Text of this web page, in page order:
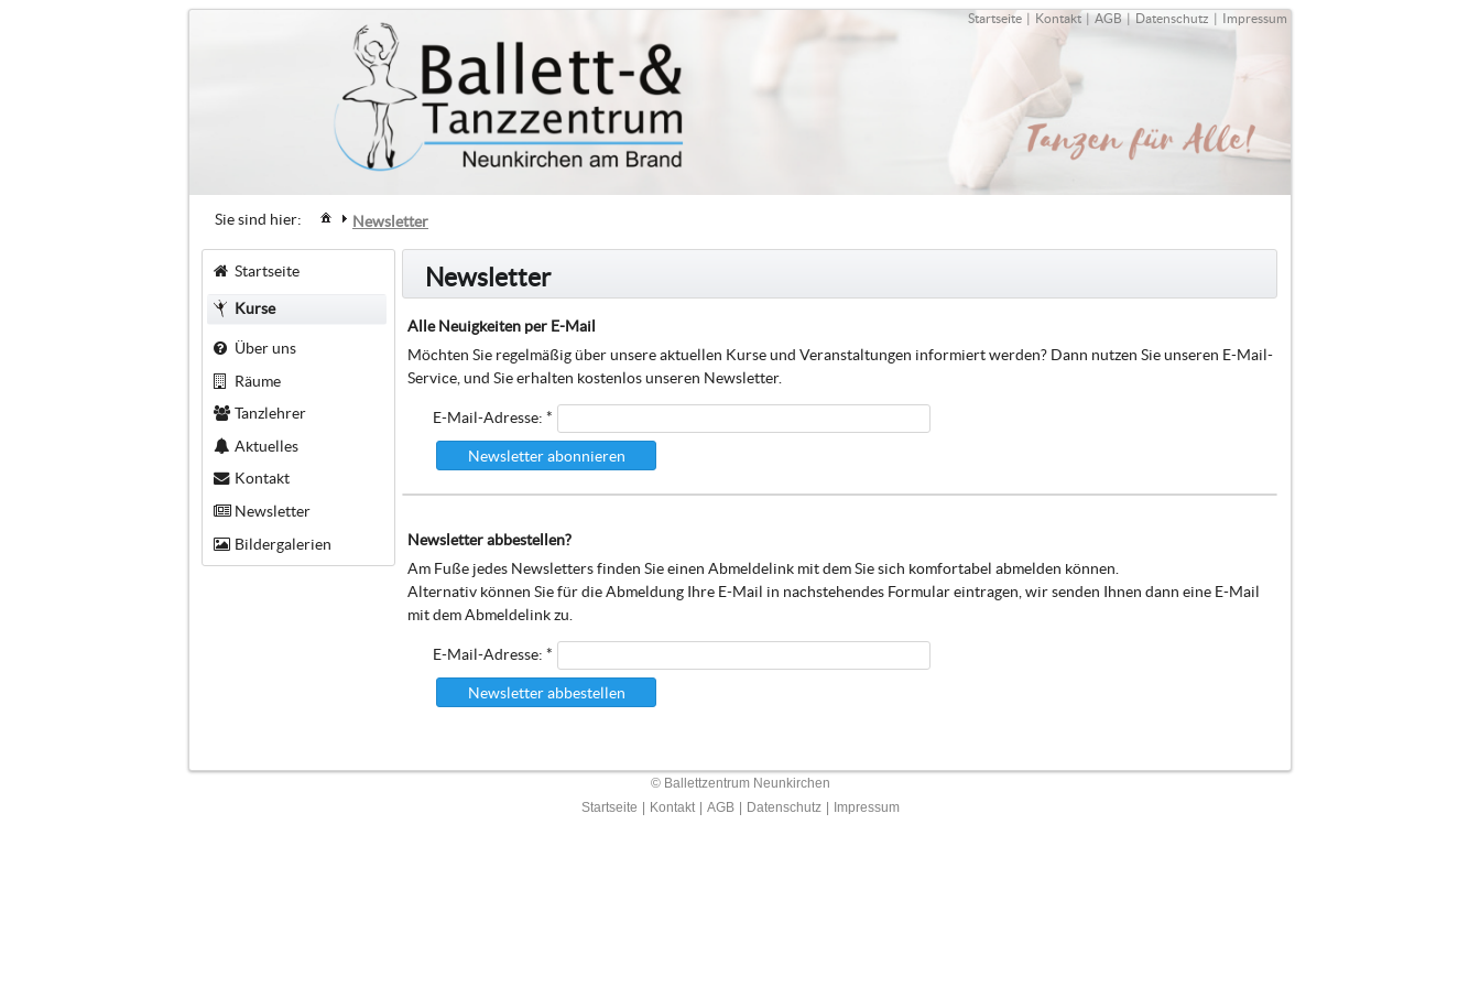
Startseite | Kontakt | AGB | Datenschutz | Impressum
Sie sind hier: Newsletter
Startseite
Kurse
Über uns
Räume
Tanzlehrer
Aktuelles
Kontakt
Newsletter
Bildergalerien
Newsletter
Alle Neuigkeiten per E-Mail
Möchten Sie regelmäßig über unsere aktuellen Kurse und Veranstaltungen informiert werden? Dann nutzen Sie unseren E-Mail-
Service, und Sie erhalten kostenlos unseren Newsletter.
Newsletter abonnieren
E-Mail-Adresse: *
Newsletter abbestellen?
Am Fuße jedes Newsletters finden Sie einen Abmeldelink mit dem Sie sich komfortabel abmelden können.
Alternativ können Sie für die Abmeldung Ihre E-Mail in nachstehendes Formular eintragen, wir senden Ihnen dann eine E-Mail
mit dem Abmeldelink zu.
Newsletter abbestellen
E-Mail-Adresse: *
© Ballettzentrum Neunkirchen
Startseite
Kontakt AGB Datenschutz Impressum